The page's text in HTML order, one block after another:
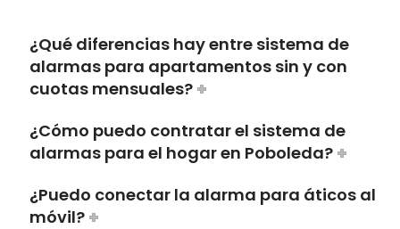
¿Qué diferencias hay entre sistema de
alarmas para apartamentos sin y con
cuotas mensuales?
¿Cómo puedo contratar el sistema de
alarmas para el hogar en Poboleda?
¿Puedo conectar la alarma para áticos al
móvil?